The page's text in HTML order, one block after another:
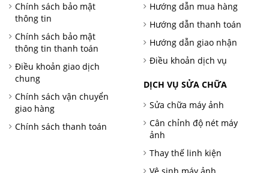
Chính sách bảo mật
thông tin
Chính sách bảo mật
thông tin thanh toán
Điều khoản giao dịch
chung
Chính sách vận chuyển
giao hàng
Chính sách thanh toán
Hướng dẫn mua hàng
Hướng dẫn thanh toán
Hướng dẫn giao nhận
Điều khoản dịch vụ
DỊCH VỤ SỬA CHỮA
Sửa chữa máy ảnh
Cân chỉnh độ nét máy
ảnh
Thay thế linh kiện